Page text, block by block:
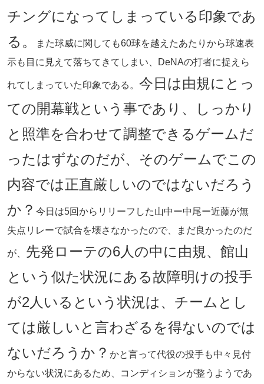
チングになってしまっている印象であ
る。
また球威に関しても60球を越えたあたりから球速表
示も目に見えて落ちてきてしまい、DeNAの打者に捉えら
れてしまっていた印象である。 今日は由規にとっ
ての開幕戦という事であり、しっかり
と照準を合わせて調整できるゲームだ
ったはずなのだが、そのゲームでこの
内容では正直厳しいのではないだろう
か？ 今日は5回からリリーフした山中ー中尾ー近藤が無
失点リレーで試合を壊さなかったので、まだ良かったのだ
が、 先発ローテの6人の中に由規、館山
という似た状況にある故障明けの投手
が2人いるという状況は、チームとし
ては厳しいと言わざるを得ないのでは
ないだろうか？ かと言って代役の投手も中々見付
からない状況にあるため、コンディションが整うようであ